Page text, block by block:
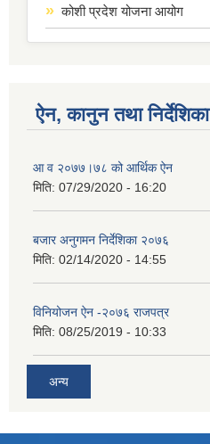
कोशी प्रदेश योजना आयोग
ऐन, कानुन तथा निर्देशिका
आ व २०७७।७८ को आर्थिक ऐन
मिति: 07/29/2020 - 16:20
बजार अनुगमन निर्देशिका २०७६
मिति: 02/14/2020 - 14:55
विनियोजन ऐन -२०७६ राजपत्र
मिति: 08/25/2019 - 10:33
Pages
अन्य